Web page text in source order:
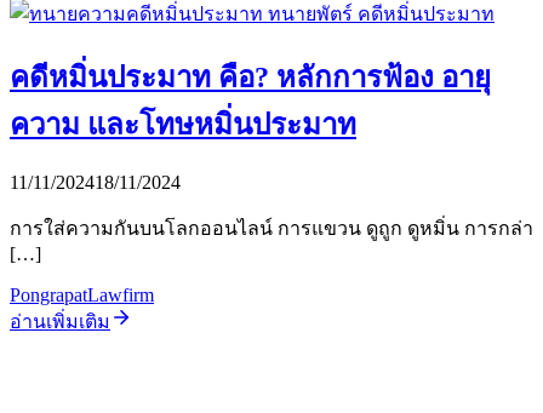
คดีหมิ่นประมาท คือ? หลักการฟ้อง อายุ
ความ และโทษหมิ่นประมาท
11/11/202418/11/2024
การใส่ความกันบนโลกออนไลน์ การแขวน ดูถูก ดูหมิ่น การกล่า
[…]
PongrapatLawfirm
อ่านเพิ่มเติม